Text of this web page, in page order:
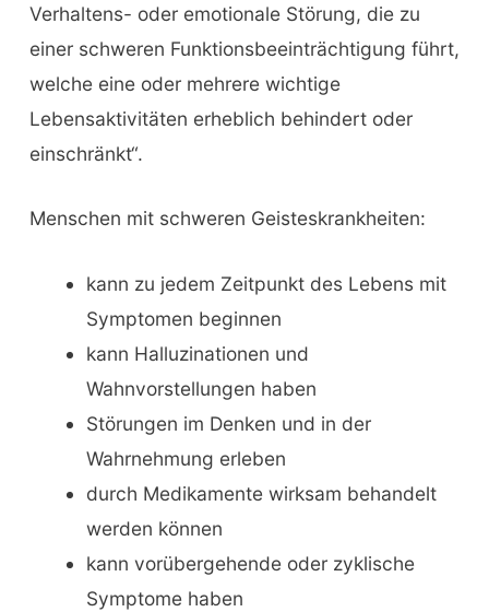
Verhaltens- oder emotionale Störung, die zu
einer schweren Funktionsbeeinträchtigung führt,
welche eine oder mehrere wichtige
Lebensaktivitäten erheblich behindert oder
einschränkt“.
Menschen mit schweren Geisteskrankheiten:
kann zu jedem Zeitpunkt des Lebens mit
Symptomen beginnen
kann Halluzinationen und
Wahnvorstellungen haben
Störungen im Denken und in der
Wahrnehmung erleben
durch Medikamente wirksam behandelt
werden können
kann vorübergehende oder zyklische
Symptome haben